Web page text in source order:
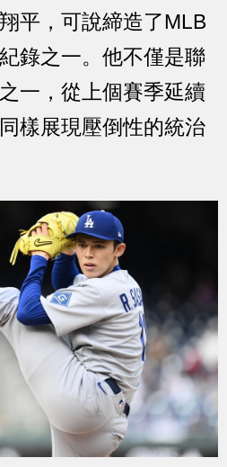
平，可說締造了MLB
錄之一。他不僅是聯
一，從上個賽季延續
樣展現壓倒性的統治